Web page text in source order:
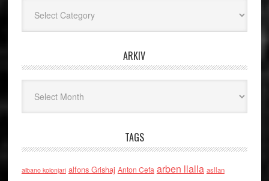
ARKIV
TAGS
albano kolonjari alfons Grishaj Anton Cefa arben llalla asllan